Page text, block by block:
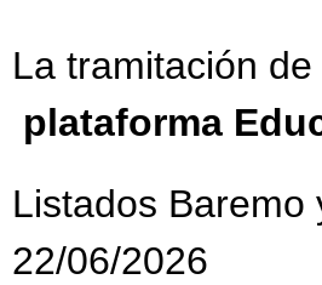
La tramitación
plataforma
Listados Baremo
22/06/2026